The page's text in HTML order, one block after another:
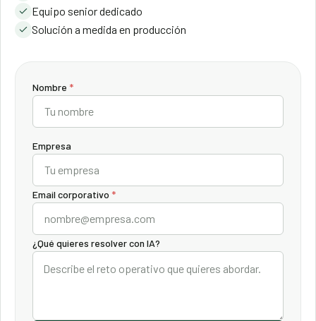
Equipo senior dedicado
Solución a medida en producción
Nombre *
Empresa
Email corporativo *
¿Qué quieres resolver con IA?